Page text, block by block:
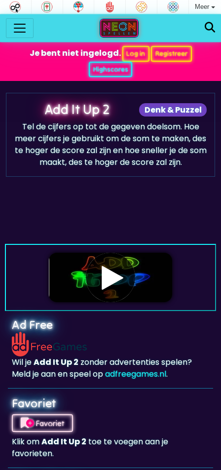
Meer
Je bent niet ingelogd. Log in
Registreer
Highscores
Denk & Puzzel
Add It Up 2
Tel de cijfers op tot de gegeven doelsom. Hoe
meer cijfers je gebruikt om de som te maken, des
te hoger de score zal zijn en hoe sneller je de som
maakt, des te hoger de score zal zijn.
Ad Free
Wil jeAdd It Up 2zonder advertenties spelen?
Meld je aan en speel opadfreegames.nl.
Favoriet
Favoriet
Klik omAdd It Up 2toe te voegen aan je
favorieten.